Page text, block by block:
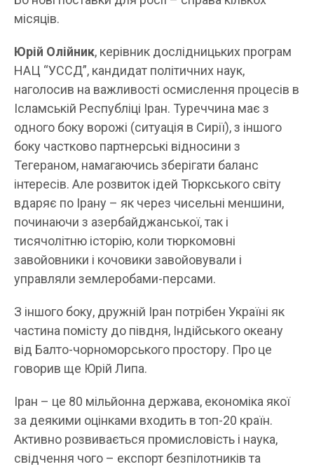
місяців.
Юрій Олійник, керівник дослідницьких програм
НАЦ “УССД”, кандидат політичних наук,
наголосив на важливості осмислення процесів в
Ісламській Республіці Іран. Туреччина має з
одного боку ворожі (ситуація в Сирії), з іншого
боку частково партнерські відносини з
Тегераном, намагаючись зберігати баланс
інтересів. Але розвиток ідей Тюркського світу
вдаряє по Ірану – як через чисельні меншини,
починаючи з азербайджанської, так і
тисячолітню історію, коли тюркомовні
завойовники і кочовики завойовували і
управляли землеробами-персами.
З іншого боку, дружній Іран потрібен Україні як
частина помісту до півдня, Індійського океану
від Балто-чорноморського простору. Про це
говорив ще Юрій Липа.
Іран – це 80 мільйонна держава, економіка якої
за деякими оцінками входить в топ-20 країн.
Активно розвивається промисловість і наука,
свідчення чого – експорт безпілотників та